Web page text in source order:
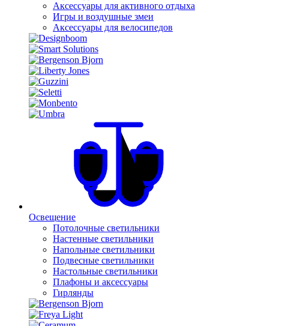
Аксессуары для активного отдыха
Игры и воздушные змеи
Аксессуары для велосипедов
Освещение
Потолочные светильники
Настенные светильники
Напольные светильники
Подвесные светильники
Настольные светильники
Плафоны и аксессуары
Гирлянды